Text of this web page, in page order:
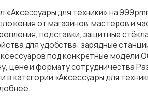
для техники» на
от магазинов, мастеров и
подставки, защитные
для удобства: зарядные
под конкретные модели
цене и формату сотрудничества
категории «Аксессуары для